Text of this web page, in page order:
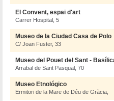
El Convent, espai d'art
Carrer Hospital, 5
Museo de la Ciudad Casa de Polo
C/ Joan Fuster, 33
Museo del Pouet del Sant -
Arrabal de Sant Pasqual, 70
Museo Etnológico
Ermitori de la Mare de Déu de Gràcia,